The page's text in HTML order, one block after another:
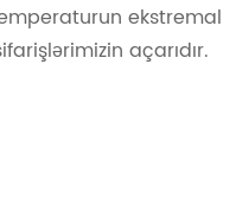
ekstremal
açarıdır.